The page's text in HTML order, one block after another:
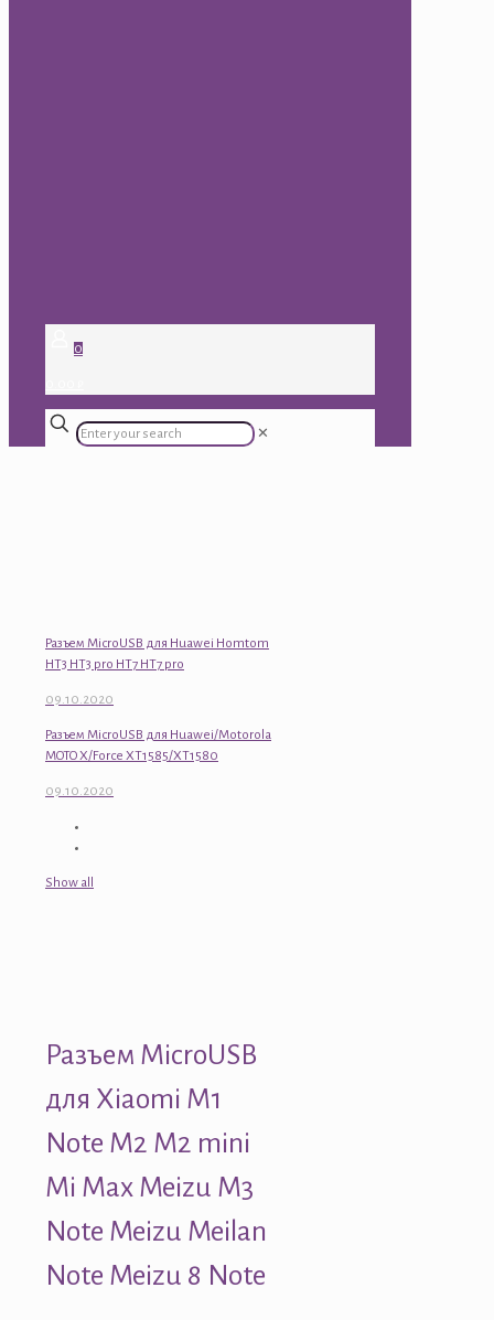
0
✕
Разъем MicroUSB для Huawei Homtom
HT3 HT3 pro HT7 HT7 pro
09.10.2020
Разъем MicroUSB для Huawei/Motorola
MOTO X/Force XT1585/XT1580
09.10.2020
Show all
Разъем MicroUSB
для Xiaomi M1
Note M2 M2 mini
Mi Max Meizu M3
Note Meizu Meilan
Note Meizu 8 Note